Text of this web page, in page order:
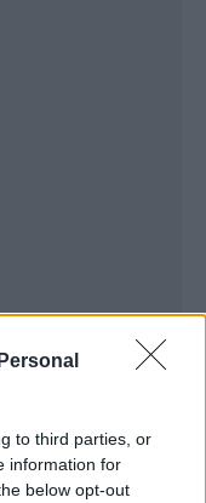
to third parties, or
information for
below opt-out